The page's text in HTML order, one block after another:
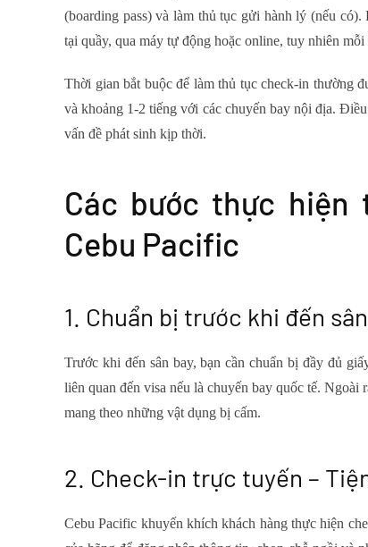
(boarding pass) và làm thủ tục gửi hành lý (nếu
tại quầy, qua máy tự động hoặc online, tuy nhiên
Thời gian bắt buộc để làm thủ tục check-in thường
và khoảng 1-2 tiếng với các chuyến bay nội địa.
vấn đề phát sinh kịp thời.
Các bước thực
Cebu Pacific
1. Chuẩn bị trước khi đến
Trước khi đến sân bay, bạn cần chuẩn bị đầy đủ
liên quan đến visa nếu là chuyến bay quốc tế.
mang theo những vật dụng bị cấm.
2. Check-in trực tuyến –
Cebu Pacific khuyến khích khách hàng thực hiện